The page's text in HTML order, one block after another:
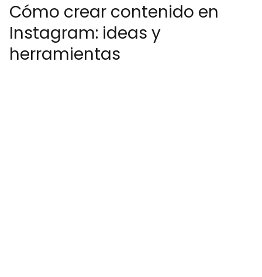
Cómo crear contenido en
Instagram: ideas y
herramientas